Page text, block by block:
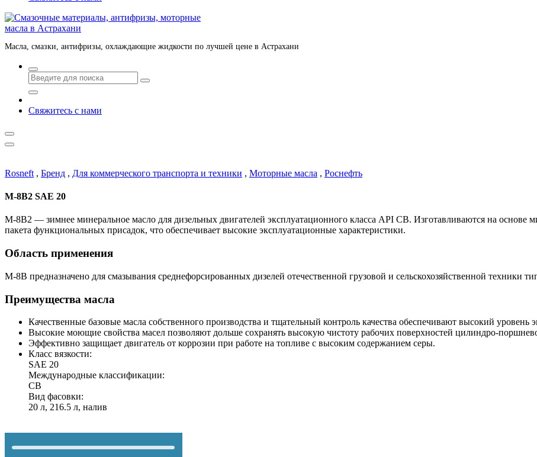
Масла, смазки, антифризы, охлаждающие жидкости по лучшей цене в Астрахани
Свяжитесь с нами
Rosneft , Бренд , Для коммерческого транспорта и техники , Моторные масла , Роснефть
М-8В2 SAE 20
М-8В2 — зимнее минеральное масло для дизельных двигателей эксплуатационного класса API CB. Изготавливаются на основе
пакета функциональных присадок, что обеспечивает высокие эксплуатационные характеристики.
Область применения
М-8В предназначено для смазывания среднефорсированных дизелей отечественной грузовой и сельскохозяйственной
Преимущества масла
Качественные базовые масла собственного производства и тщательный контроль качества обеспечивают высокий уровень
Высокие моющие свойства масел позволяют дольше сохранять высокую чистоту рабочих поверхностей цилиндро-
Эффективно защищает двигатель от коррозии при работе на топливе с высоким содержанием серы.
Класс вязкости:
SAE 20
Международные классификации:
CB
Вид фасовки:
20 л, 216.5 л, налив